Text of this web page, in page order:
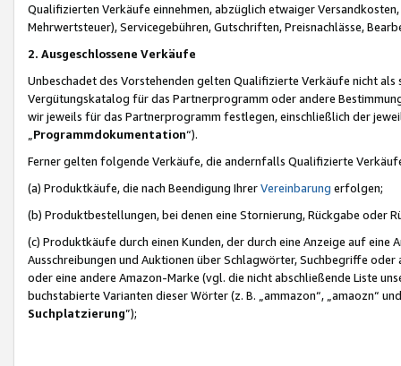
Qualifizierten Verkäufe einnehmen, abzüglich etwaiger
Mehrwertsteuer), Servicegebühren, Gutschriften, Preisnachlässe,
2. Ausgeschlossene Verkäufe
Unbeschadet des Vorstehenden gelten Qualifizierte Verkäufe nicht
Vergütungskatalog für das Partnerprogramm oder andere
wir jeweils für das Partnerprogramm festlegen, einschließlich der
Programmdokumentation“).
Ferner gelten folgende Verkäufe, die andernfalls Qualifizierte
(a) Produktkäufe, die nach Beendigung IhrerVereinbarung erfolgen;
(b) Produktbestellungen, bei denen eine Stornierung, Rückgabe oder
(c) Produktkäufe durch einen Kunden, der durch eine Anzeige auf
Ausschreibungen und Auktionen über Schlagwörter, Suchbegriffe
oder eine andere Amazon-Marke (vgl. die nicht abschließende Liste
buchstabierte Varianten dieser Wörter (z. B. „ammazon“, „amaozn“
Suchplatzierung”);